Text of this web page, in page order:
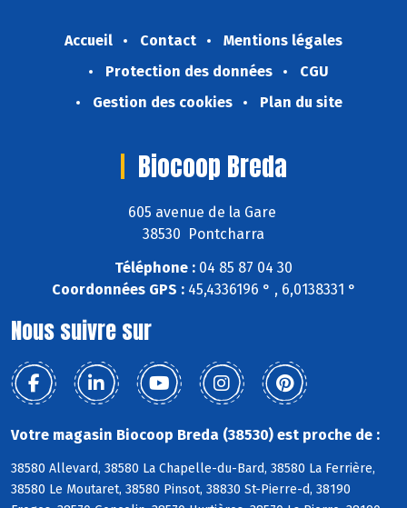
Accueil Contact
Mentions légales
Protection des données
CGU
Gestion des cookies
Plan du site
Biocoop Breda
605 avenue de la Gare
38530 Pontcharra
Téléphone : 04 85 87 04 30
Coordonnées GPS :45,4336196 ° , 6,0138331 °
Nous suivre sur
Votre magasin Biocoop Breda (38530) est proche de :
38580 Allevard, 38580 La Chapelle-du-Bard, 38580 La Ferrière,
38580 Le Moutaret, 38580 Pinsot, 38830 St-Pierre-d, 38190